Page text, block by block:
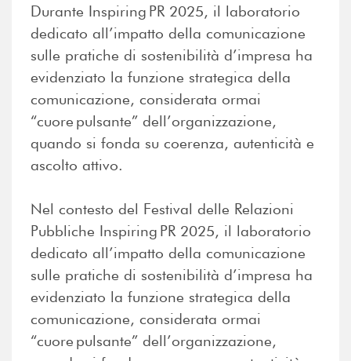
Durante Inspiring PR 2025, il laboratorio
dedicato all’impatto della comunicazione
sulle pratiche di sostenibilità d’impresa ha
evidenziato la funzione strategica della
comunicazione, considerata ormai
“cuore pulsante” dell’organizzazione,
quando si fonda su coerenza, autenticità e
ascolto attivo.
Nel contesto del Festival delle Relazioni
Pubbliche Inspiring PR 2025, il laboratorio
dedicato all’impatto della comunicazione
sulle pratiche di sostenibilità d’impresa ha
evidenziato la funzione strategica della
comunicazione, considerata ormai
“cuore pulsante” dell’organizzazione,